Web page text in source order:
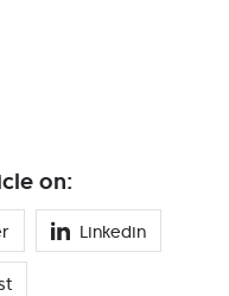
on:
Linkedin